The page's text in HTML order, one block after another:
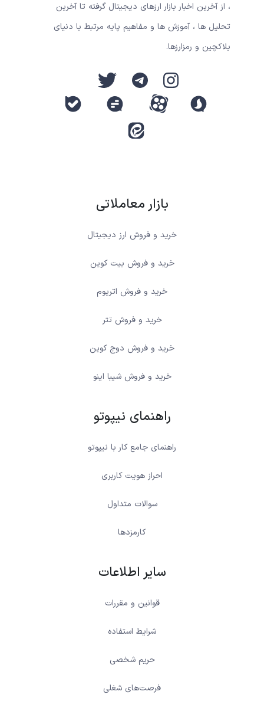
، از آخرین اخبار بازار ارزهای دیجیتال گرفته تا آخرین
تحلیل ها ، آموزش ها و مفاهیم پایه مرتبط با دنیای
بلاکچین و رمزارزها.
بازار معاملاتی
خرید و فروش ارز دیجیتال
خرید و فروش بیت کوین
خرید و فروش اتریوم
خرید و فروش تتر
خرید و فروش دوج کوین
خرید و فروش شیبا اینو
راهنمای نیپوتو
راهنمای جامع کار با نیپوتو
احراز هویت کاربری
سوالات متداول
کارمزدها
سایر اطلاعات
قوانین و مقررات
شرایط استفاده
حریم شخصی
فرصت‌های شغلی